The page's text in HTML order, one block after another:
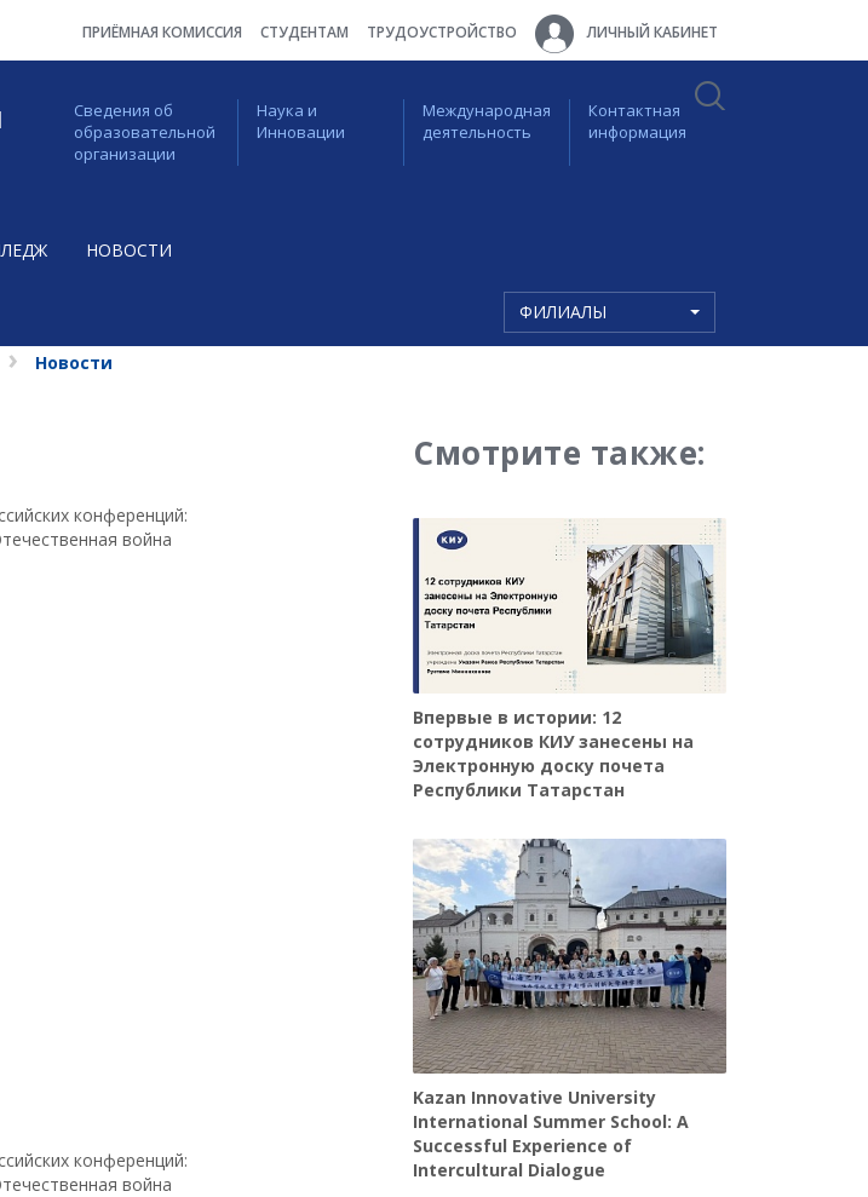
ПРИЁМНАЯ КОМИССИЯ СТУДЕНТАМ ТРУДОУСТРОЙСТВО ЛИЧНЫЙ КАБИНЕТ
Сведения об
образовательной
организации
Наука и
Инновации
Международная
деятельность
Контактная
информация
НОВОСТИ
ФИЛИАЛЫ
Новости
конференций:
война
конференций:
война
Смотрите также:
Впервые в истории: 12
сотрудников КИУ занесены на
Электронную доску почета
Республики Татарстан
Kazan Innovative University
International Summer School: A
Successful Experience of
Intercultural Dialogue